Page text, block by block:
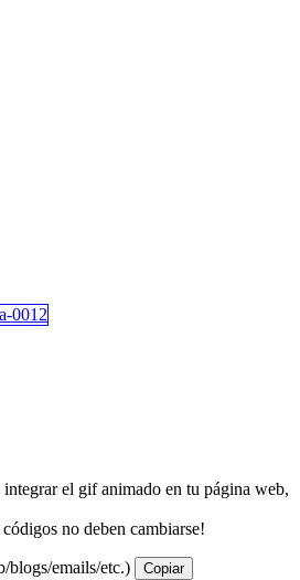
integrar el gif animado en tu página web,
códigos no deben cambiarse!
blogs/emails/etc.) Copiar